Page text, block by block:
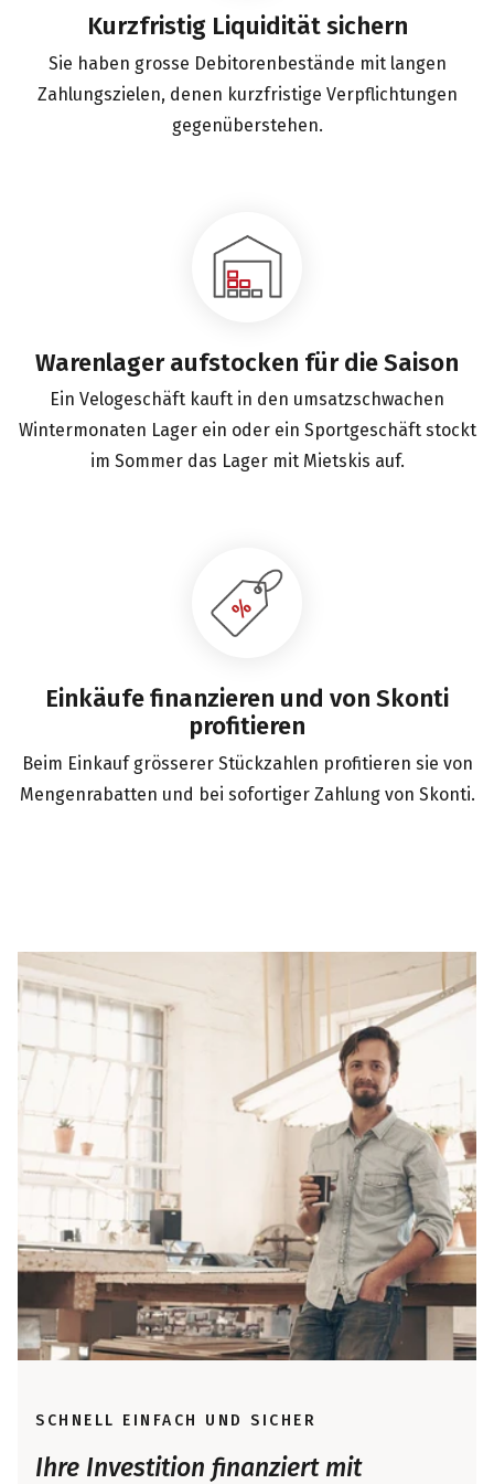
Kurzfristig Liquidität sichern
Sie haben grosse Debitorenbestände mit langen
Zahlungszielen, denen kurzfristige Verpflichtungen
gegenüberstehen.
Warenlager aufstocken für die Saison
Ein Velogeschäft kauft in den umsatzschwachen
Wintermonaten Lager ein oder ein Sportgeschäft stockt
im Sommer das Lager mit Mietskis auf.
Einkäufe finanzieren und von Skonti
profitieren
Beim Einkauf grösserer Stückzahlen profitieren sie von
Mengenrabatten und bei sofortiger Zahlung von Skonti.
SCHNELL EINFACH UND SICHER
Ihre Investition finanziert mit